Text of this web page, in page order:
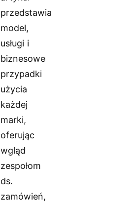
przedstawia
model,
usługi i
biznesowe
przypadki
użycia
każdej
marki,
oferując
wgląd
zespołom
ds.
zamówień,